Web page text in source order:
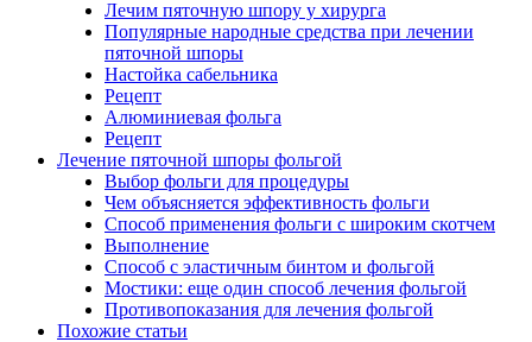
Лечим пяточную шпору у хирурга
Популярные народные средства при лечении
пяточной шпоры
Настойка сабельника
Рецепт
Алюминиевая фольга
Рецепт
Лечение пяточной шпоры фольгой
Выбор фольги для процедуры
Чем объясняется эффективность фольги
Способ применения фольги с широким скотчем
Выполнение
Способ с эластичным бинтом и фольгой
Мостики: еще один способ лечения фольгой
Противопоказания для лечения фольгой
Похожие статьи